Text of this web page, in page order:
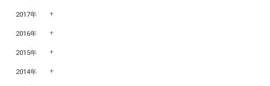
2017年
2016年
2015年
2014年